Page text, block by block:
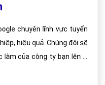
chuyên lĩnh vực tuyển
hiệu quả. Chúng đôi sẽ
của công ty bạn lên vị